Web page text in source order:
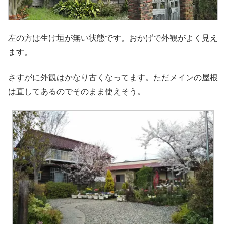
左の方は生け垣が無い状態です。おかげで外観がよく見え
ます。
さすがに外観はかなり古くなってます。ただメインの屋根
は直してあるのでそのまま使えそう。